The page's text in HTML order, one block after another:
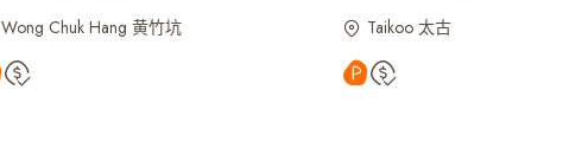
Wong Chuk Hang 黄竹坑 Taikoo 太古